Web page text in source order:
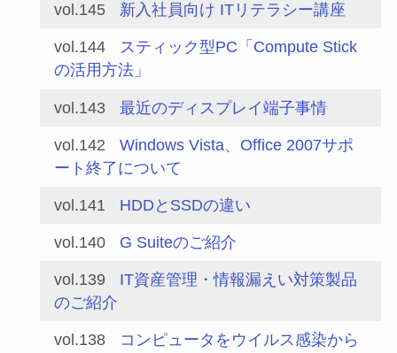
vol.145 新入社員向け ITリテラシー講座
vol.144
スティック型PC「Compute Stick
の活用方法」
vol.143 最近のディスプレイ端子事情
vol.142
Windows Vista、Office 2007サポ
ート終了について
vol.141 HDDとSSDの違い
vol.140 G Suiteのご紹介
vol.139
IT資産管理・情報漏えい対策製品
のご紹介
vol.138
コンピュータをウイルス感染から